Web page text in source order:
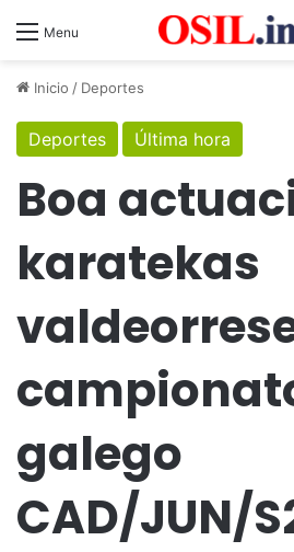
Menu
Inicio / Deportes
Deportes Última hora
Boa
karatekas
galego
CAD/JUN/